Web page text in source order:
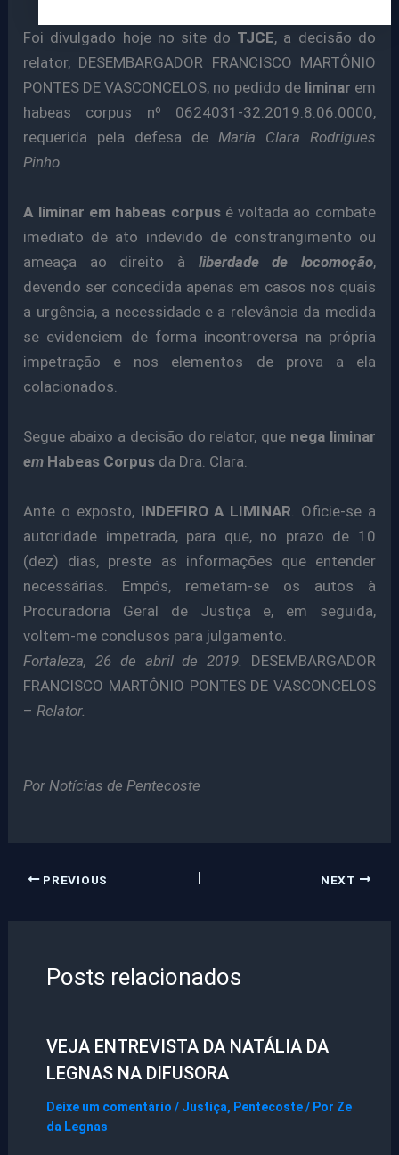
Foi divulgado hoje no site do TJCE, a decisão do
relator, DESEMBARGADOR FRANCISCO MARTÔNIO
PONTES DE VASCONCELOS, no pedido de liminar em
habeas corpus nº 0624031-32.2019.8.06.0000,
requerida pela defesa de Maria Clara Rodrigues
Pinho.
A liminar em habeas corpusé voltada ao combate
imediato de ato indevido de constrangimento ou
ameaça ao direito à liberdade de locomoção,
devendo ser concedida apenas em casos nos quais
a urgência, a necessidade e a relevância da medida
se evidenciem de forma incontroversa na própria
impetração e nos elementos de prova a ela
colacionados.
Segue abaixo a decisão do relator, que nega liminar
em Habeas Corpus da Dra. Clara.
Ante o exposto, INDEFIRO A LIMINAR . Oficie-se a
autoridade impetrada, para que, no prazo de 10
(dez) dias, preste as informações que entender
necessárias. Empós, remetam-se os autos à
Procuradoria Geral de Justiça e, em seguida,
voltem-me conclusos para julgamento.
Fortaleza, 26 de abril de 2019.
DESEMBARGADOR
FRANCISCO MARTÔNIO PONTES DE VASCONCELOS
–Relator.
Por Notícias de Pentecoste
PREVIOUS NEXT
Posts relacionados
VEJA ENTREVISTA DA NATÁLIA DA
LEGNAS NA DIFUSORA
Deixe um comentário / Justiça, Pentecoste/ Por Ze
da Legnas